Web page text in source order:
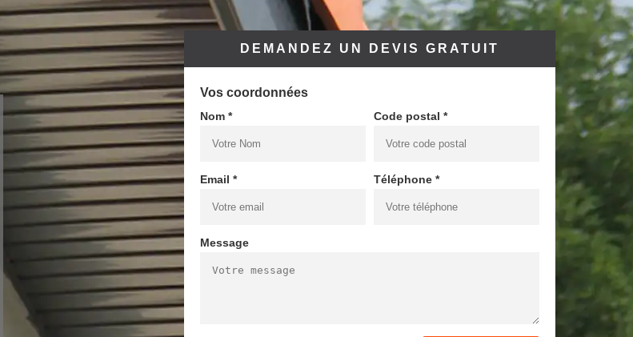
DEMANDEZ UN DEVIS GRATUIT
Vos coordonnées
Nom * Code postal *
Email * Téléphone *
Message